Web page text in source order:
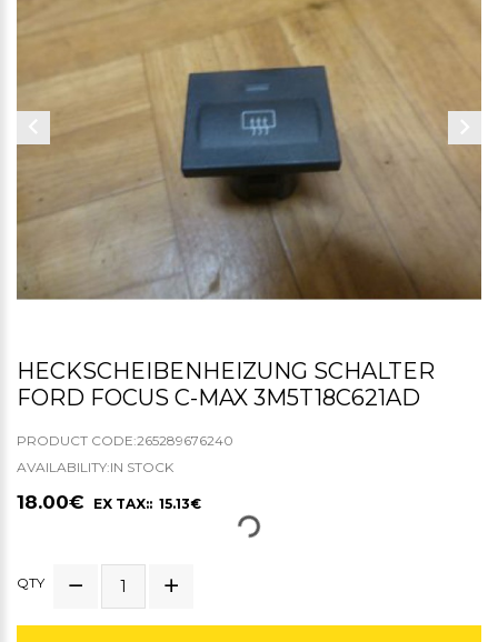
HECKSCHEIBENHEIZUNG SCHALTER
FORD FOCUS C-MAX 3M5T18C621AD
PRODUCT CODE:265289676240
AVAILABILITY:IN STOCK
18.00€ EX TAX:: 15.13€
QTY